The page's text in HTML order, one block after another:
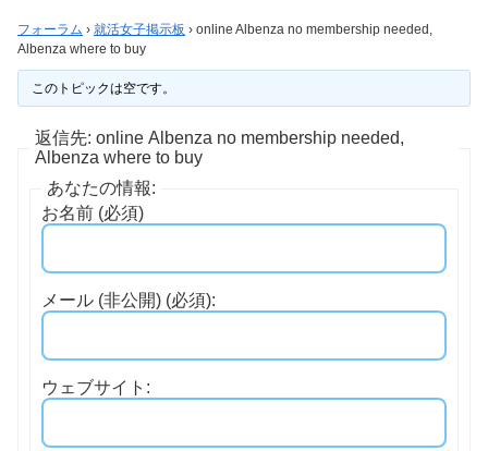
フォーラム › 就活女子掲示板 › online Albenza no membership needed,
Albenza where to buy
このトピックは空です。
返信先: online Albenza no membership needed,
Albenza where to buy
あなたの情報:
お名前 (必須)
メール (非公開) (必須):
ウェブサイト: